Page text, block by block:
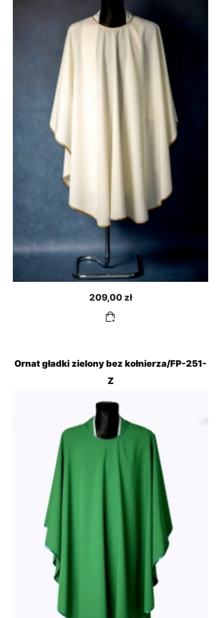
209,00 zł
Ornat gładki zielony bez kołnierza/FP-251-
Z